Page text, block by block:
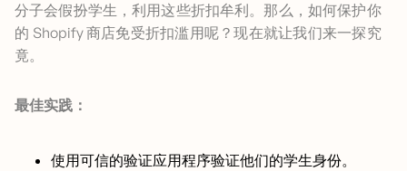
分子会假扮学生，利用这些折扣牟利。那么，如何保护你
的 Shopify 商店免受折扣滥用呢？现在就让我们来一探究
竟。
最佳实践：
使用可信的验证应用程序验证他们的学生身份。